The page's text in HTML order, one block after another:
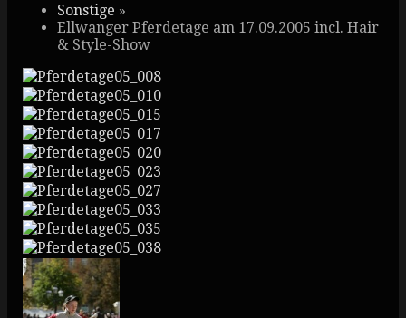
Sonstige »
Ellwanger Pferdetage am 17.09.2005 incl. Hair
& Style-Show